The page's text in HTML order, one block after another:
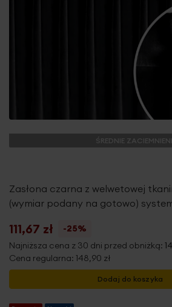
ŚREDNIE
Zasłona czarna z welwetowej
(wymiar podany na gotowo)
111,67 zł
-25%
Najniższa cena z 30 dni przed obniżką:
Cena regularna: 148,90 zł
Dodaj do koszyka